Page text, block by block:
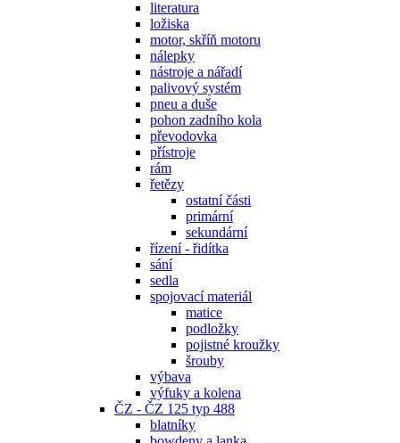
literatura
ložiska
motor, skříň motoru
nálepky
nástroje a nářadí
palivový systém
pneu a duše
pohon zadního kola
převodovka
přístroje
rám
řetězy
ostatní části
primární
sekundární
řízení - řidítka
sání
sedla
spojovací materiál
matice
podložky
pojistné kroužky
šrouby
výbava
výfuky a kolena
ČZ - ČZ 125 typ 488
blatníky